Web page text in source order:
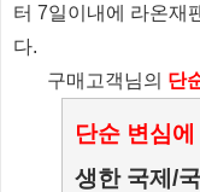
터 7일이내에 라온재
다.
​ 구매고객님의 단
단순 변심
생한 국제/